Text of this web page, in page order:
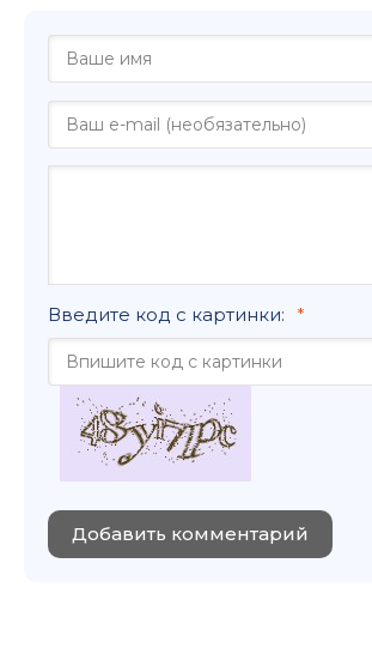
Введите код с картинки:
Добавить комментарий